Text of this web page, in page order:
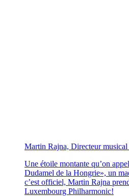
Martin Rajna, Directeur musical
Une étoile montante qu’on
Dudamel de la Hongrie», un
c’est officiel, Martin Rajna
Luxembourg Philharmonic!